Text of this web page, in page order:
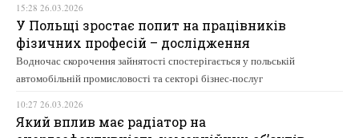
15:28 26.03.2026
У Польщі зростає попит на працівників
фізичних професій – дослідження
Водночас скорочення зайнятості спостерігається у польській
автомобільній промисловості та секторі бізнес-послуг
10:27 26.03.2026
Який вплив має радіатор на